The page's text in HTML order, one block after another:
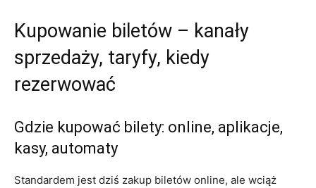
Kupowanie biletów – kanały
sprzedaży, taryfy, kiedy
rezerwować
Gdzie kupować bilety: online, aplikacje,
kasy, automaty
Standardem jest dziś zakup biletów online, ale wciąż